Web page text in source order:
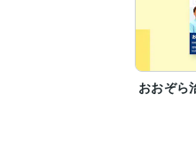
おおぞら